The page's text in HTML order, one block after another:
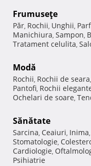
Frumuseţe
Păr, Rochii, Unghii,
Manichiura, Sampon,
Tratament celulita,
Modă
Rochii, Rochii de seara,
Pantofi, Rochii
Ochelari de soare,
Sănătate
Sarcina, Ceaiuri, Inima,
Stomatologie,
Cardiologie,
Psihiatrie